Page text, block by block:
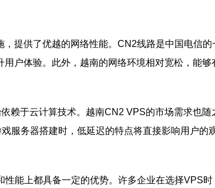
，提供了优越的网络性能。CN2线路是中国电信
户体验。此外，越南的网络环境相对宽松，能
赖于云计算技术。越南CN2 VPS的市场需求也
服务器搭建时，低延迟的特点将直接影响用户
能上都具备一定的优势。许多企业在选择VPS